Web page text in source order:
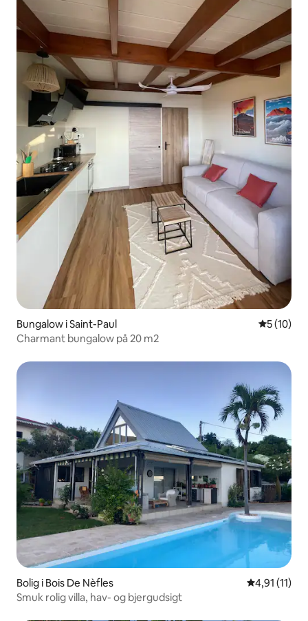
Bungalow i Saint-Paul 5 ud af 5 i
5 (10)
Charmant bungalow på 20 m2
Bolig i Bois De Nèfles 4,91 ud af 5
4,91 (11)
Smuk rolig villa, hav- og bjergudsigt